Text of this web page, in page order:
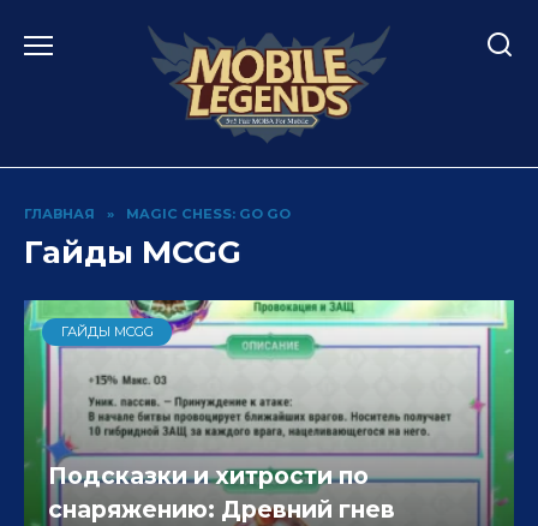
ГЛАВНАЯ » MAGIC CHESS: GO GO
Гайды MCGG
ГАЙДЫ MCGG
Подсказки и хитрости по
снаряжению: Древний гнев